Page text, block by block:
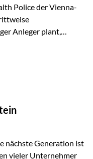
Police der Vienna-
Anleger plant,
werden, sondern
ohne die
geben. Die Lösung:
erfolgt über die
nächste Generation ist
vieler Unternehmer